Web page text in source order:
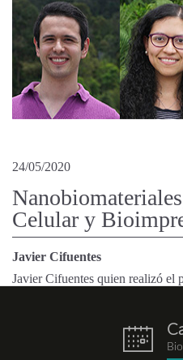
24/05/2020
Celular y
Javier Cifuentes
Javier Cifuentes quien realizó el